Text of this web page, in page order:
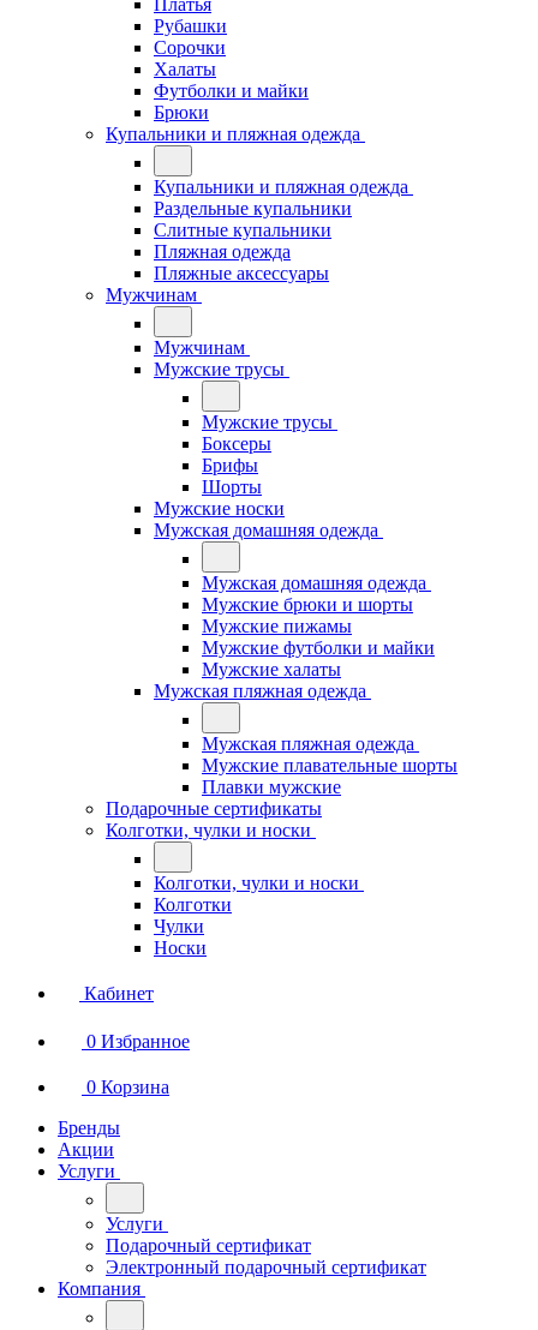
Платья
Рубашки
Сорочки
Халаты
Футболки и майки
Брюки
Купальники и пляжная одежда
Купальники и пляжная одежда
Раздельные купальники
Слитные купальники
Пляжная одежда
Пляжные аксессуары
Мужчинам
Мужчинам
Мужские трусы
Мужские трусы
Боксеры
Брифы
Шорты
Мужские носки
Мужская домашняя одежда
Мужская домашняя одежда
Мужские брюки и шорты
Мужские пижамы
Мужские футболки и майки
Мужские халаты
Мужская пляжная одежда
Мужская пляжная одежда
Мужские плавательные шорты
Плавки мужские
Подарочные сертификаты
Колготки, чулки и носки
Колготки, чулки и носки
Колготки
Чулки
Носки
Кабинет
0 Избранное
0 Корзина
Бренды
Акции
Услуги
Услуги
Подарочный сертификат
Электронный подарочный сертификат
Компания